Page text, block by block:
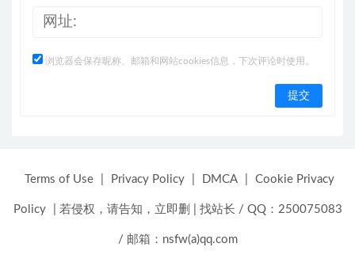
浏览器会保存昵称、邮箱和网站cookies信息，下次评论时使用。
Terms of Use Privacy Policy DMCA Cookie Privacy
Policy 若侵权，请告知，立即删 找站长 / QQ：250075083
/ 邮箱：nsfw(a)qq.com